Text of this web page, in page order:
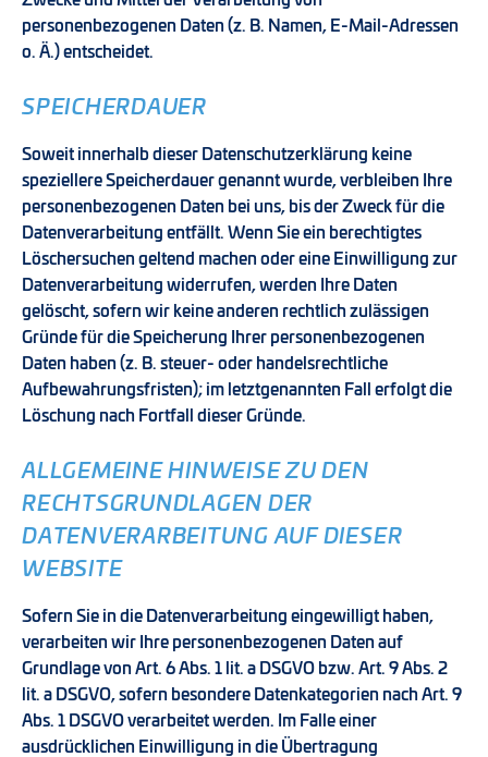
personenbezogenen Daten (z. B. Namen, E-Mail-Adressen
o. Ä.) entscheidet.
SPEICHERDAUER
Soweit innerhalb dieser Datenschutzerklärung keine
speziellere Speicherdauer genannt wurde, verbleiben Ihre
personenbezogenen Daten bei uns, bis der Zweck für die
Datenverarbeitung entfällt. Wenn Sie ein berechtigtes
Löschersuchen geltend machen oder eine Einwilligung zur
Datenverarbeitung widerrufen, werden Ihre Daten
gelöscht, sofern wir keine anderen rechtlich zulässigen
Gründe für die Speicherung Ihrer personenbezogenen
Daten haben (z. B. steuer- oder handelsrechtliche
Aufbewahrungsfristen); im letztgenannten Fall erfolgt die
Löschung nach Fortfall dieser Gründe.
ALLGEMEINE HINWEISE ZU DEN
RECHTSGRUNDLAGEN DER
DATENVERARBEITUNG AUF DIESER
WEBSITE
Sofern Sie in die Datenverarbeitung eingewilligt haben,
verarbeiten wir Ihre personenbezogenen Daten auf
Grundlage von Art. 6 Abs. 1 lit. a DSGVO bzw. Art. 9 Abs. 2
lit. a DSGVO, sofern besondere Datenkategorien nach Art. 9
Abs. 1 DSGVO verarbeitet werden. Im Falle einer
ausdrücklichen Einwilligung in die Übertragung